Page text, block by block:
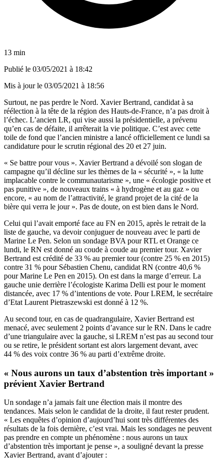
13 min
Publié le 03/05/2021 à 18:42
Mis à jour le 03/05/2021 à 18:56
Surtout, ne pas perdre le Nord. Xavier Bertrand, candidat à sa
réélection à la tête de la région des Hauts-de-France, n’a pas droit à
l’échec. L’ancien LR, qui vise aussi la présidentielle, a prévenu
qu’en cas de défaite, il arrêterait la vie politique. C’est avec cette
toile de fond que l’ancien ministre a lancé officiellement ce lundi sa
candidature pour le scrutin régional des 20 et 27 juin.
« Se battre pour vous ». Xavier Bertrand a dévoilé son slogan de
campagne qu’il décline sur les thèmes de la « sécurité », « la lutte
implacable contre le communautarisme », une « écologie positive et
pas punitive », de nouveaux trains « à hydrogène et au gaz » ou
encore, « au nom de l’attractivité, le grand projet de la cité de la
bière qui verra le jour ». Pas de doute, on est bien dans le Nord.
Celui qui l’avait emporté face au FN en 2015, après le retrait de la
liste de gauche, va devoir conjuguer de nouveau avec le parti de
Marine Le Pen. Selon un sondage BVA pour RTL et Orange ce
lundi, le RN est donné au coude à coude au premier tour. Xavier
Bertrand est crédité de 33 % au premier tour (contre 25 % en 2015)
contre 31 % pour Sébastien Chenu, candidat RN (contre 40,6 %
pour Marine Le Pen en 2015). On est dans la marge d’erreur. La
gauche unie derrière l’écologiste Karima Delli est pour le moment
distancée, avec 17 % d’intentions de vote. Pour LREM, le secrétaire
d’Etat Laurent Pietraszewski est donné à 12 %.
Au second tour, en cas de quadrangulaire, Xavier Bertrand est
menacé, avec seulement 2 points d’avance sur le RN. Dans le cadre
d’une triangulaire avec la gauche, si LREM n’est pas au second tour
ou se retire, le président sortant est alors largement devant, avec
44 % des voix contre 36 % au parti d’extrême droite.
« Nous aurons un taux d’abstention très important »
prévient Xavier Bertrand
Un sondage n’a jamais fait une élection mais il montre des
tendances. Mais selon le candidat de la droite, il faut rester prudent.
« Les enquêtes d’opinion d’aujourd’hui sont très différentes des
résultats de la fois dernière, c’est vrai. Mais les sondages ne peuvent
pas prendre en compte un phénomène : nous aurons un taux
d’abstention très important je pense », a souligné devant la presse
Xavier Bertrand, avant d’ajouter :